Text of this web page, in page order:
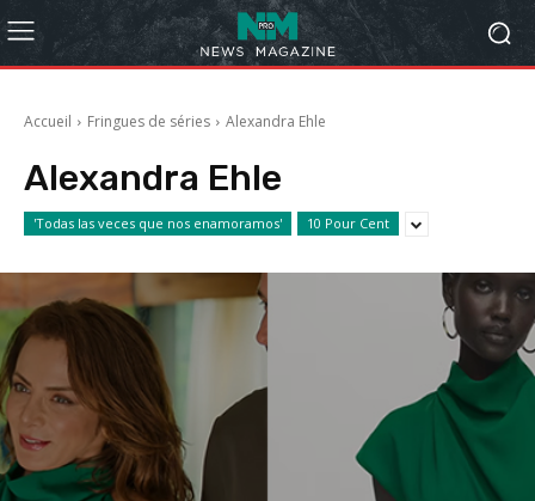
Accueil Fringues de séries Alexandra Ehle
Alexandra Ehle
'Todas las veces que nos enamoramos' 10 Pour Cent